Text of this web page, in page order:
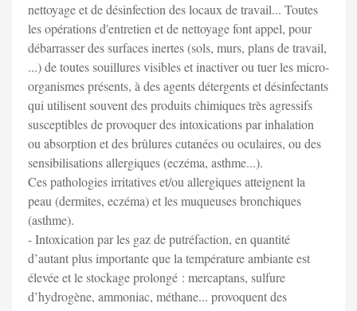
nettoyage et de désinfection des locaux de travail... Toutes
les opérations d'entretien et de nettoyage font appel, pour
débarrasser des surfaces inertes (sols, murs, plans de travail,
...) de toutes souillures visibles et inactiver ou tuer les micro-
organismes présents, à des agents détergents et désinfectants
qui utilisent souvent des produits chimiques très agressifs
susceptibles de provoquer des intoxications par inhalation
ou absorption et des brûlures cutanées ou oculaires, ou des
sensibilisations allergiques (eczéma, asthme...).
Ces pathologies irritatives et/ou allergiques atteignent la
peau (dermites, eczéma) et les muqueuses bronchiques
(asthme).
- Intoxication par les gaz de putréfaction, en quantité
d’autant plus importante que la température ambiante est
élevée et le stockage prolongé : mercaptans, sulfure
d’hydrogène, ammoniac, méthane... provoquent des